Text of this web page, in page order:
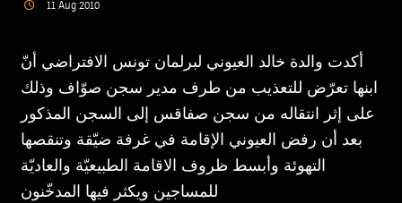
11 Aug 2010
أكدت والدة خالد العيوني لبرلمان تونس الافتراضي أنّ
ابنها تعرّض للتعذيب من طرف مدير سجن صوّاف وذلك
على إثر انتقاله من سجن صفاقس إلى السجن المذكور
بعد أن رفض العيوني الإقامة في غرفة ضيّقة وتنقصها
التهوئة وأبسط ظروف الاقامة الطبيعيّة والعاديّة
للمساجين ويكثر فيها المدخّنون